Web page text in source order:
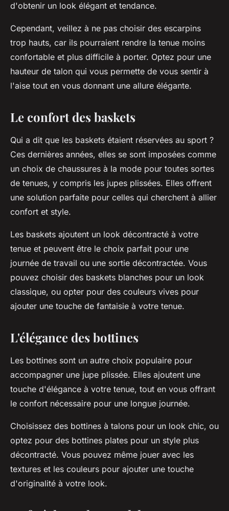
d'obtenir un look élégant et tendance.
Cependant, veillez à ne pas choisir des escarpins
trop hauts, car ils pourraient rendre la tenue moins
confortable et plus difficile à porter. Optez pour une
hauteur de talon qui vous permette de vous sentir à
l'aise tout en vous donnant une allure élégante.
Le confort des baskets
Qui a dit que les baskets étaient réservées au sport ?
Ces dernières années, elles se sont imposées comme
un choix de chaussures à la mode pour toutes sortes
de tenues, y compris les jupes plissées. Elles offrent
une solution parfaite pour celles qui cherchent à allier
confort et style.
Les baskets ajoutent un look décontracté à votre
tenue et peuvent être le choix parfait pour une
journée de travail ou une sortie décontractée. Vous
pouvez choisir des baskets blanches pour un look
classique, ou opter pour des couleurs vives pour
ajouter une touche de fantaisie à votre tenue.
L'élégance des bottines
Les bottines sont un autre choix populaire pour
accompagner une jupe plissée. Elles ajoutent une
touche d'élégance à votre tenue, tout en vous offrant
le confort nécessaire pour une longue journée.
Choisissez des bottines à talons pour un look chic, ou
optez pour des bottines plates pour un style plus
décontracté. Vous pouvez même jouer avec les
textures et les couleurs pour ajouter une touche
d'originalité à votre look.